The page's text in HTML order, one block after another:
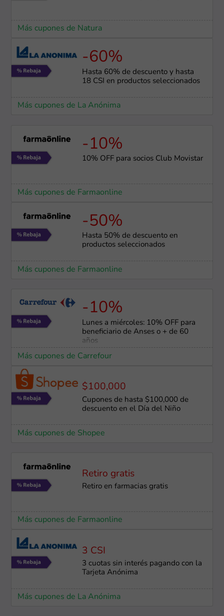
Más cupones de Natura
-60%
Hasta 60% de descuento y hasta
18 CSI en productos seleccionados
Más cupones de La Anónima
-10%
10% OFF para socios Club Movistar
Más cupones de Farmaonline
-50%
Hasta 50% de descuento en
productos seleccionados
Más cupones de Farmaonline
-10%
Lunes a miércoles: 10% OFF para
beneficiario de Anses o + de 60
años
Más cupones de Carrefour
$100,000
Cupones de hasta $100,000 de
descuento en el Día del Niño
Más cupones de Shopee
Retiro gratis
Retiro en farmacias gratis
Más cupones de Farmaonline
3 CSI
3 cuotas sin interés pagando con la
Tarjeta Anónima
Más cupones de La Anónima